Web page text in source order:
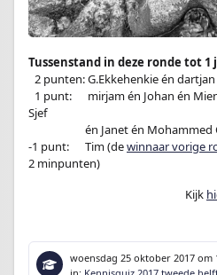
Tussenstand in deze ronde tot 1
2 punten: G.Ekkehenkie én
1 punt:
mirjam én Johan én
Sjef
én Janet én Mohammed
-1 punt:
Tim (dewinnaar vorige
2 minpunten)
Kijk
woensdag 25 oktober 2017 om